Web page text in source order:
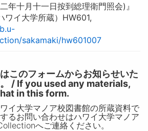
年十月十一日按到総理衛門照会)』
ワイ大学所蔵）HW601,
sakamaki/hw601007
このフォームからお知らせいた
/ If you used any materials,
in this form.
イ大学マノア校図書館の所蔵資料で
るお問い合わせはハワイ大学マノア
へご連絡ください。